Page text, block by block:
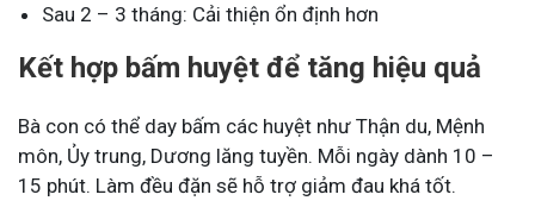
Sau 2 – 3 tháng: Cải thiện ổn định hơn
Kết hợp bấm huyệt để tăng hiệu quả
Bà con có thể day bấm các huyệt như Thận du, Mệnh
môn, Ủy trung, Dương lăng tuyền. Mỗi ngày dành 10 –
15 phút. Làm đều đặn sẽ hỗ trợ giảm đau khá tốt.